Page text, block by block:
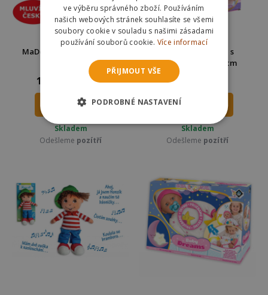
MaDe Panenka Adélka na
cestách 45 cm
1 315 Kč 1498 Kč
DO KOŠÍKU
Skladem
Odešleme pozítří
Wiky Česací hlava s
příslušenstvím 22 cm
247 Kč
Skladem
Odešleme pozítří
ve výběru správného zboží. Používáním
našich webových stránek souhlasíte se všemi
soubory cookie v souladu s našimi zásadami
používání souborů cookie. Více informací
PŘIJMOUT VŠE
PODROBNÉ NASTAVENÍ